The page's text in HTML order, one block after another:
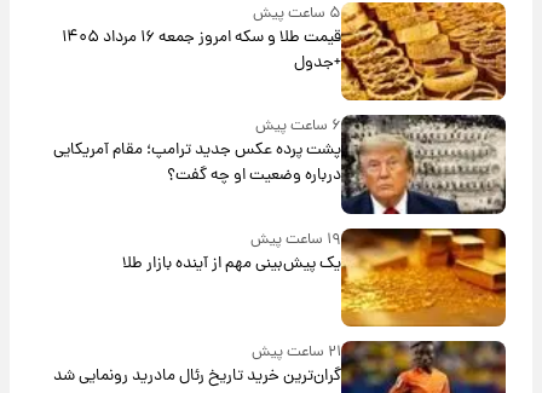
۵ ساعت پیش
قیمت طلا و سکه امروز جمعه ۱۶ مرداد ۱۴۰۵
+جدول
۶ ساعت پیش
پشت پرده عکس جدید ترامپ؛ مقام آمریکایی
درباره وضعیت او چه گفت؟
۱۹ ساعت پیش
یک پیش‌بینی مهم از آینده بازار طلا
۲۱ ساعت پیش
گران‌ترین خرید تاریخ رئال مادرید رونمایی شد